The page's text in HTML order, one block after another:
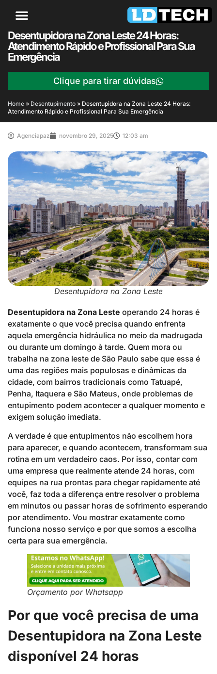
Desentupidora na Zona Leste 24 Horas:
Atendimento Rápido e Profissional Para Sua
Emergência
Clique para tirar dúvidas
Home » Desentupimento » Desentupidora na Zona Leste 24 Horas:
Atendimento Rápido e Profissional Para Sua Emergência
Agenciapaz novembro 29, 2025 12:03 am
Desentupidora na Zona Leste
Desentupidora na Zona Leste operando 24 horas é
exatamente o que você precisa quando enfrenta
aquela emergência hidráulica no meio da madrugada
ou durante um domingo à tarde. Quem mora ou
trabalha na zona leste de São Paulo sabe que essa é
uma das regiões mais populosas e dinâmicas da
cidade, com bairros tradicionais como Tatuapé,
Penha, Itaquera e São Mateus, onde problemas de
entupimento podem acontecer a qualquer momento e
exigem solução imediata.
A verdade é que entupimentos não escolhem hora
para aparecer, e quando acontecem, transformam sua
rotina em um verdadeiro caos. Por isso, contar com
uma empresa que realmente atende 24 horas, com
equipes na rua prontas para chegar rapidamente até
você, faz toda a diferença entre resolver o problema
em minutos ou passar horas de sofrimento esperando
por atendimento. Vou mostrar exatamente como
funciona nosso serviço e por que somos a escolha
certa para sua emergência.
Orçamento por Whatsapp
Por que você precisa de uma
Desentupidora na Zona Leste
disponível 24 horas